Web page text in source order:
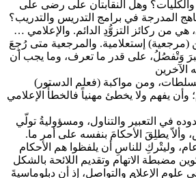
والكليات؟ وهل النقابتان على رضى على
المدرجة في برامج التدريس والتدريب؟
… الثقافة اللازمة للإعلامي، هي من ركائز التزوُّدِ الدائم. والإعلامي
(مرجعية) إستعلامية. والمرجعية متى رُجِعَ
وَتْفصُلُ، على قدر ما تعرف، وما يجب أن
(فعلم الدستور) يمكّنه من فهم فلسفة السلطات، ومن مواكبة
وأن يفهم ولا يخطئ مهنياً فالخطأُ الإعلامي
في التعبير والتناول، ومسؤوليةُ تولّي
وألاّ يطلِقَ الأحكامَ بنفسه على أمر ما.
وليتْركِ للناسِ أن يلفظوا هم الأحكام
علوم الإعلام والتواصل، إذ أن دبلوماسيةَ